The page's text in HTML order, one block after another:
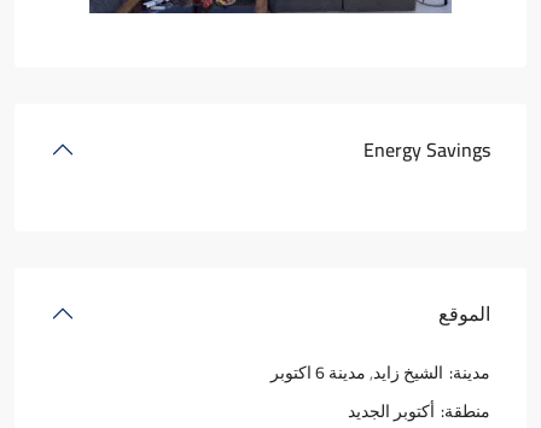
Energy Savings
الموقع
مدينة: الشيخ زايد,مدينة 6 اكتوبر
منطقة: أكتوبر الجديد